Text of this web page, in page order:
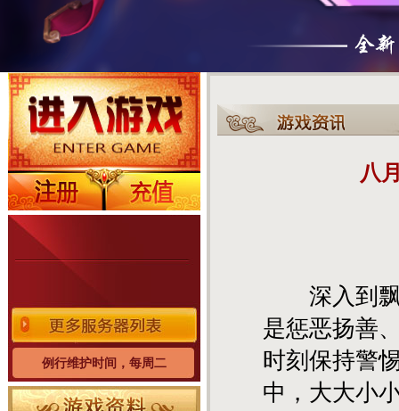
八
深入到飘
是惩恶扬善
时刻保持警
中，大大小
例行维护时间，每周二